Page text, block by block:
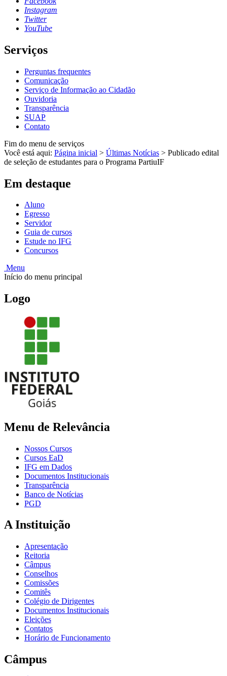
Instagram
Twitter
YouTube
Serviços
Perguntas frequentes
Comunicação
Serviço de Informação ao Cidadão
Ouvidoria
Transparência
SUAP
Contato
Fim do menu de serviços
Você está aqui: Página inicial > Últimas Notícias > Publicado edital
de seleção de estudantes para o Programa PartiuIF
Em destaque
Aluno
Egresso
Servidor
Guia de cursos
Estude no IFG
Concursos
Menu
Início do menu principal
Logo
Menu de Relevância
Nossos Cursos
Cursos EaD
IFG em Dados
Documentos Institucionais
Transparência
Banco de Notícias
PGD
A Instituição
Apresentação
Reitoria
Câmpus
Conselhos
Comissões
Comitês
Colégio de Dirigentes
Documentos Institucionais
Eleições
Contatos
Horário de Funcionamento
Câmpus